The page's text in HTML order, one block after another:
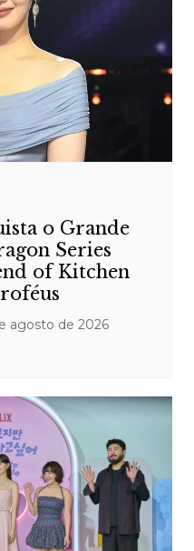
o Grande
Series
of Kitchen
agosto de 2026